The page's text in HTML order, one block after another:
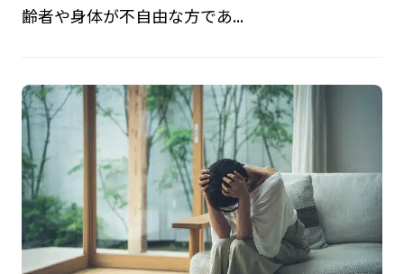
齢者や身体が不自由な方であ...